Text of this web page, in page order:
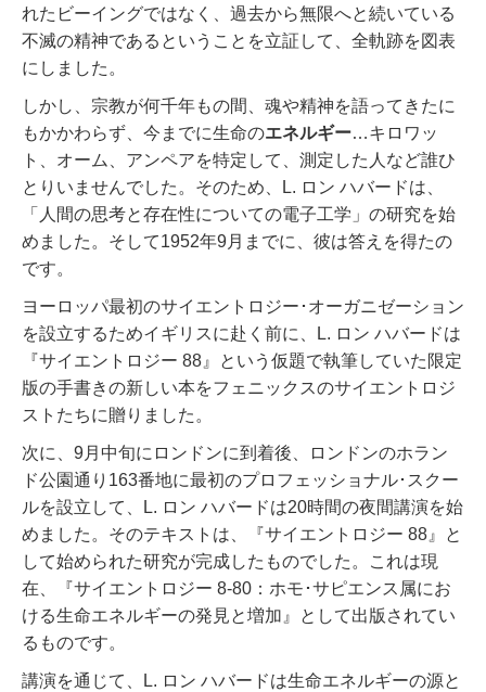
れたビーイングではなく、過去から無限へと続いている
不滅の精神であるということを立証して、全軌跡を図表
にしました。
しかし、宗教が何千年もの間、魂や精神を語ってきたに
もかかわらず、今までに生命のエネルギー…キロワッ
ト、オーム、アンペアを特定して、測定した人など誰ひ
とりいませんでした。 そのため、L. ロン ハバードは、
「人間の思考と存在性についての電子工学」の研究を始
めました。 そして1952年9月までに、彼は答えを得たの
です。
ヨーロッパ最初のサイエントロジー･オーガニゼーション
を設立するためイギリスに赴く前に、L. ロン ハバードは
『サイエントロジー 88』という仮題で執筆していた限定
版の手書きの新しい本をフェニックスのサイエントロジ
ストたちに贈りました。
次に、9月中旬にロンドンに到着後、ロンドンのホラン
ド公園通り163番地に最初のプロフェッショナル･スクー
ルを設立して、L. ロン ハバードは20時間の夜間講演を始
めました。そのテキストは、『サイエントロジー 88』と
して始められた研究が完成したものでした。これは現
在、『サイエントロジー 8-80：ホモ･サピエンス属にお
ける生命エネルギーの発見と増加』として出版されてい
るものです。
講演を通じて、L. ロン ハバードは生命エネルギーの源と